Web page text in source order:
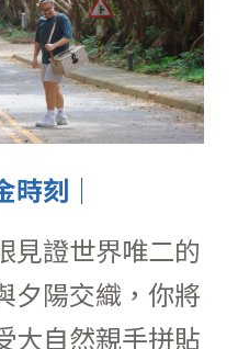
時刻｜
見證世界唯二的
夕陽交織，你將
大自然親手拼貼